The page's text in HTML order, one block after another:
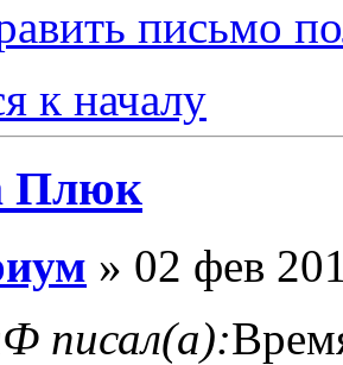
письмо
к началу
Плюк
» 02 фев
писал(а):